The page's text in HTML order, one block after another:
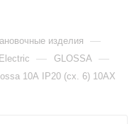
изделия —
— GLOSSA —
10А IP20 (сх. 6) 10AX